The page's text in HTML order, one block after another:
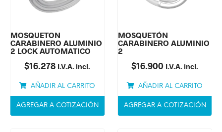
MOSQUETON
CARABINERO ALUMINIO
2 LOCK AUTOMATICO
$16.278 I.V.A. incl.
AÑADIR AL CARRITO
AGREGAR A COTIZACIÓN
MOSQUETÓN
CARABINERO ALUMINIO
2
$16.900 I.V.A. incl.
AÑADIR AL CARRITO
AGREGAR A COTIZACIÓN